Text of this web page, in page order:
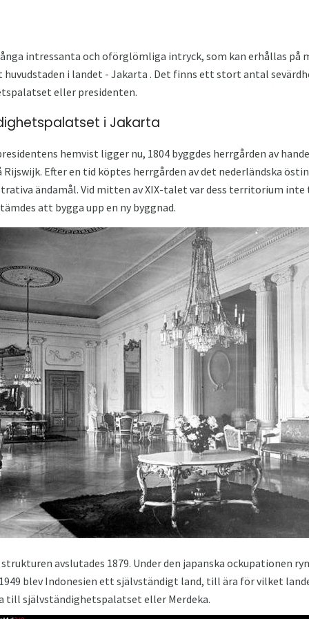
intressanta och oförglömliga intryck, som kan erhållas på
huvudstaden i landet - Jakarta . Det finns ett stort antal
eller presidenten.
i Jakarta
hemvist ligger nu, 1804 byggdes herrgården av
Rijswijk. Efter en tid köptes herrgården av det nederländska
ändamål. Vid mitten av XIX-talet var dess territorium
att bygga upp en ny byggnad.
avslutades 1879. Under den japanska ockupationen
blev Indonesien ett självständigt land, till ära för vilket
till självständighetspalatset eller Merdeka.